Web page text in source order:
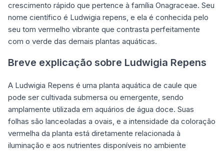
crescimento rápido que pertence à família Onagraceae. Seu
nome científico é Ludwigia repens, e ela é conhecida pelo
seu tom vermelho vibrante que contrasta perfeitamente
com o verde das demais plantas aquáticas.
Breve explicação sobre Ludwigia Repens
A Ludwigia Repens é uma planta aquática de caule que
pode ser cultivada submersa ou emergente, sendo
amplamente utilizada em aquários de água doce. Suas
folhas são lanceoladas a ovais, e a intensidade da coloração
vermelha da planta está diretamente relacionada à
iluminação e aos nutrientes disponíveis no ambiente